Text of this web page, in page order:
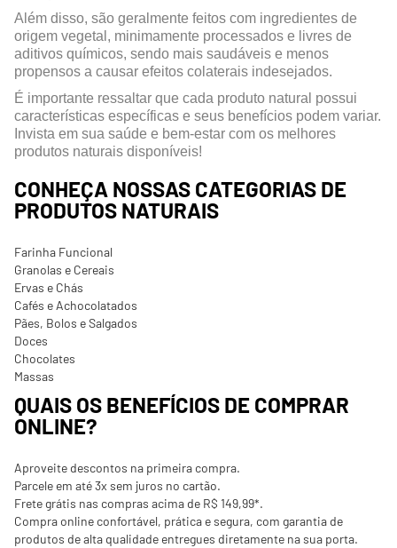
Além disso, são geralmente feitos com ingredientes de
origem vegetal, minimamente processados e livres de
aditivos químicos, sendo mais saudáveis e menos
propensos a causar efeitos colaterais indesejados.
É importante ressaltar que cada produto natural possui
características específicas e seus benefícios podem variar.
Invista em sua saúde e bem-estar com os melhores
produtos naturais disponíveis!
CONHEÇA NOSSAS CATEGORIAS DE
PRODUTOS NATURAIS
Farinha Funcional
Granolas e Cereais
Ervas e Chás
Cafés e Achocolatados
Pães, Bolos e Salgados
Doces
Chocolates
Massas
QUAIS OS BENEFÍCIOS DE COMPRAR
ONLINE?
Aproveite descontos na primeira compra.
Parcele em até 3x sem juros no cartão.
Frete grátis nas compras acima de R$ 149,99*.
Compra online confortável, prática e segura, com garantia de
produtos de alta qualidade entregues diretamente na sua porta.